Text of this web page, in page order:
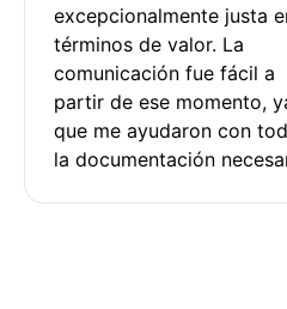
excepcionalmente justa
términos de valor. La
comunicación fue fácil a
partir de ese momento,
que me ayudaron con
la documentación